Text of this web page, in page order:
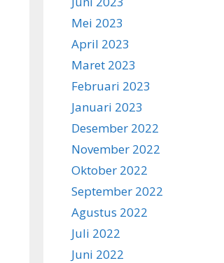
Mei 2023
April 2023
Maret 2023
Februari 2023
Januari 2023
Desember 2022
November 2022
Oktober 2022
September 2022
Agustus 2022
Juli 2022
Juni 2022